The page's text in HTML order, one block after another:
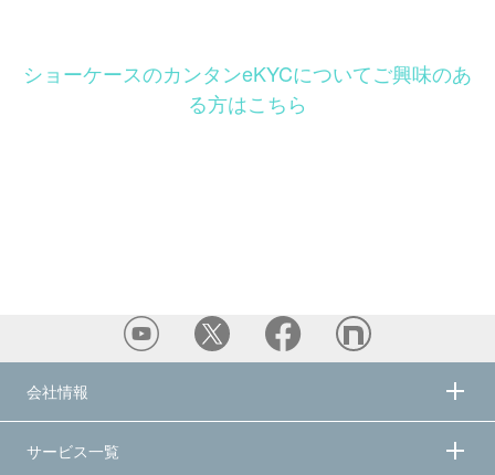
ショーケースのカンタンeKYCについてご興味のあ
る方はこちら
会社情報
サービス一覧